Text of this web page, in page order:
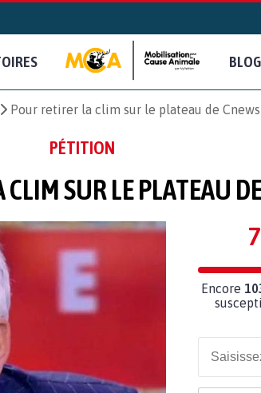
BLOG
Pour retirer la clim sur le plateau de Cnews
PÉTITION
SUR LE PLATEAU
Encore